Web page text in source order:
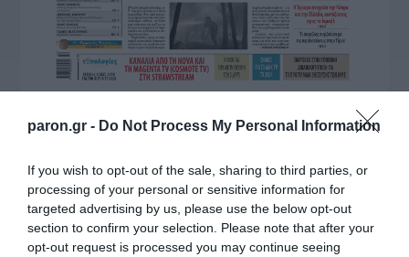
paron.gr - Do Not Process My Personal Information
If you wish to opt-out of the sale, sharing to third parties, or
processing of your personal or sensitive information for
targeted advertising by us, please use the below opt-out
section to confirm your selection. Please note that after your
opt-out request is processed you may continue seeing